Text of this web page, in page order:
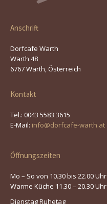
Anschrift
Dorfcafe Warth
Warth 48
6767 Warth, Österreich
Kontakt
Tel.: 0043 5583 3615
E-Mail: info@dorfcafe-warth.at
Öffnungszeiten
Mo – So von 10.30 bis 22.00 Uhr
Warme Küche 11.30 – 20.30 Uhr
Dienstag Ruhetag